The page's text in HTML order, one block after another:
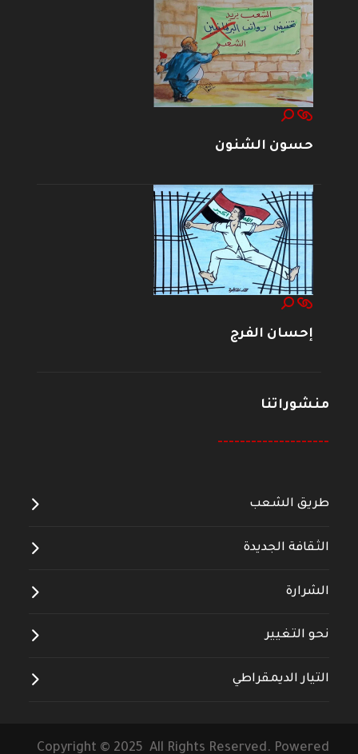
حسون الشنون
إحسان الفرج
منشوراتنا
--------------------
طريق الشعب
الثقافة الجديدة
الشرارة
نحو التغيير
التيار الديمقراطي
Copyright © 2025 All Rights Reserved. Powered